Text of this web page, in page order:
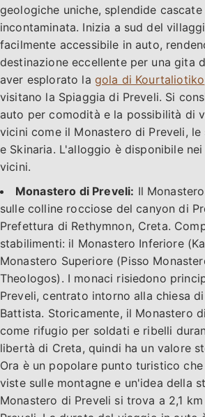
geologiche uniche, splendide cascate
incontaminata. Inizia a sud del
facilmente accessibile in auto,
destinazione eccellente per una gita
aver esplorato la gola di Kourtaliotiko
visitano la Spiaggia di Preveli. Si
auto per comodità e la possibilità di
vicini come il Monastero di Preveli, le
e Skinaria. L'alloggio è disponibile
vicini.
Monastero di Preveli: Il
sulle colline rocciose del canyon di
Prefettura di Rethymnon, Creta.
stabilimenti: il Monastero Inferiore
Monastero Superiore (Pisso
Theologos). I monaci risiedono
Preveli, centrato intorno alla chiesa
Battista. Storicamente, il Monastero
come rifugio per soldati e ribelli
libertà di Creta, quindi ha un valore
Ora è un popolare punto turistico
viste sulle montagne e un'idea della
Monastero di Preveli si trova a 2,1